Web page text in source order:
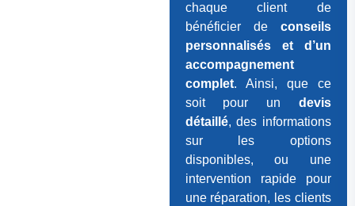
chaque client de
bénéficier de conseils
personnalisés et d’un
accompagnement
complet. Ainsi, que ce
soit pour un devis
détaillé, des informations
sur les options
disponibles, ou une
intervention rapide pour
une réparation, les clients